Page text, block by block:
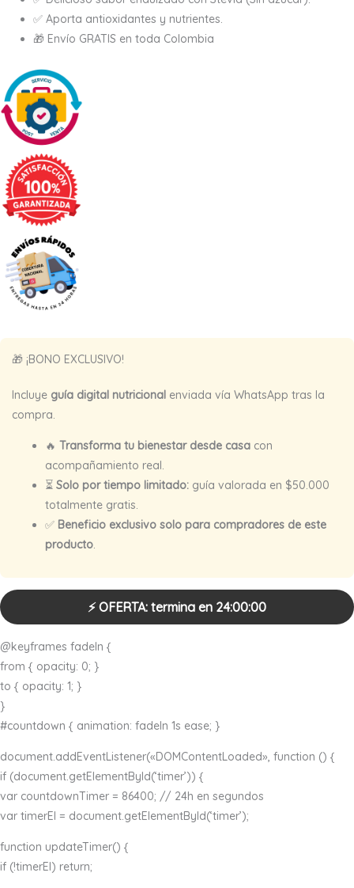
✅ Aporta antioxidantes y nutrientes.
🎁 Envío GRATIS en toda Colombia
🎁 ¡BONO EXCLUSIVO!
Incluye guía digital nutricional enviada vía WhatsApp tras la
compra.
🔥 Transforma tu bienestar desde casa con
acompañamiento real.
⏳ Solo por tiempo limitado: guía valorada en $50.000
totalmente gratis.
✅ Beneficio exclusivo solo para compradores de este
producto.
⚡ OFERTA: termina en 24:00:00
@keyframes fadeIn {
from { opacity: 0; }
to { opacity: 1; }
}
#countdown { animation: fadeIn 1s ease; }
document.addEventListener(«DOMContentLoaded», function () {
if (document.getElementById(‘timer’)) {
var countdownTimer = 86400; // 24h en segundos
var timerEl = document.getElementById(‘timer’);
function updateTimer() {
if (!timerEl) return;